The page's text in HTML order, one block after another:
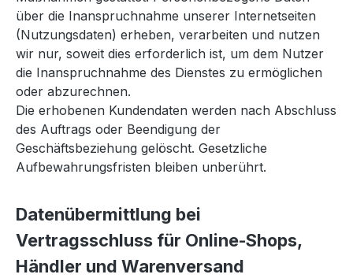
über die Inanspruchnahme unserer Internetseiten
(Nutzungsdaten) erheben, verarbeiten und nutzen
wir nur, soweit dies erforderlich ist, um dem Nutzer
die Inanspruchnahme des Dienstes zu ermöglichen
oder abzurechnen.
Die erhobenen Kundendaten werden nach Abschluss
des Auftrags oder Beendigung der
Geschäftsbeziehung gelöscht. Gesetzliche
Aufbewahrungsfristen bleiben unberührt.
Datenübermittlung bei
Vertragsschluss für Online-Shops,
Händler und Warenversand